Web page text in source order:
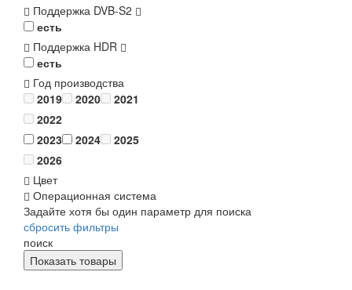
Поддержка DVB-S2
есть
Поддержка HDR
есть
Год производства
2019
2020
2021
2022
2023
2024
2025
2026
Цвет
Операционная система
Задайте хотя бы один параметр для поиска
сбросить фильтры
поиск